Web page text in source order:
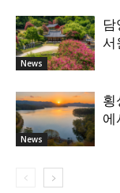
News
서
News
횡
에